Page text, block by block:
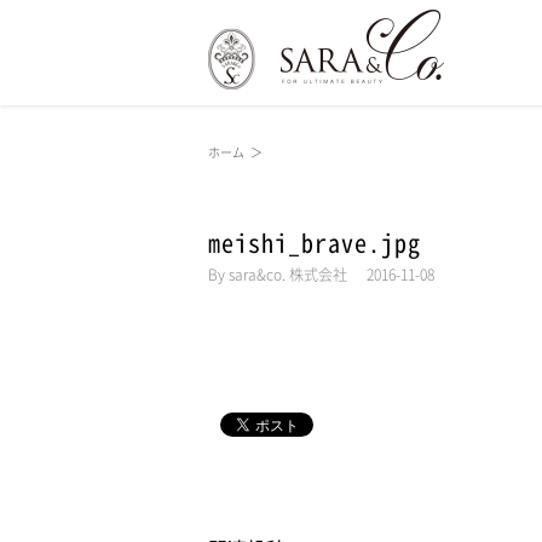
ホーム ＞
meishi_brave.jpg
Bysara&co. 株式会社 2016-11-08